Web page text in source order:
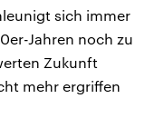
sich immer
Jahren noch zu
Zukunft
mehr ergriffen